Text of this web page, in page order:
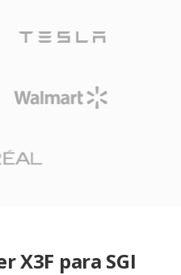
X3F para SGI